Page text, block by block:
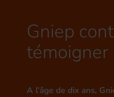
Gniep
témoigner
A l’âge de dix ans,